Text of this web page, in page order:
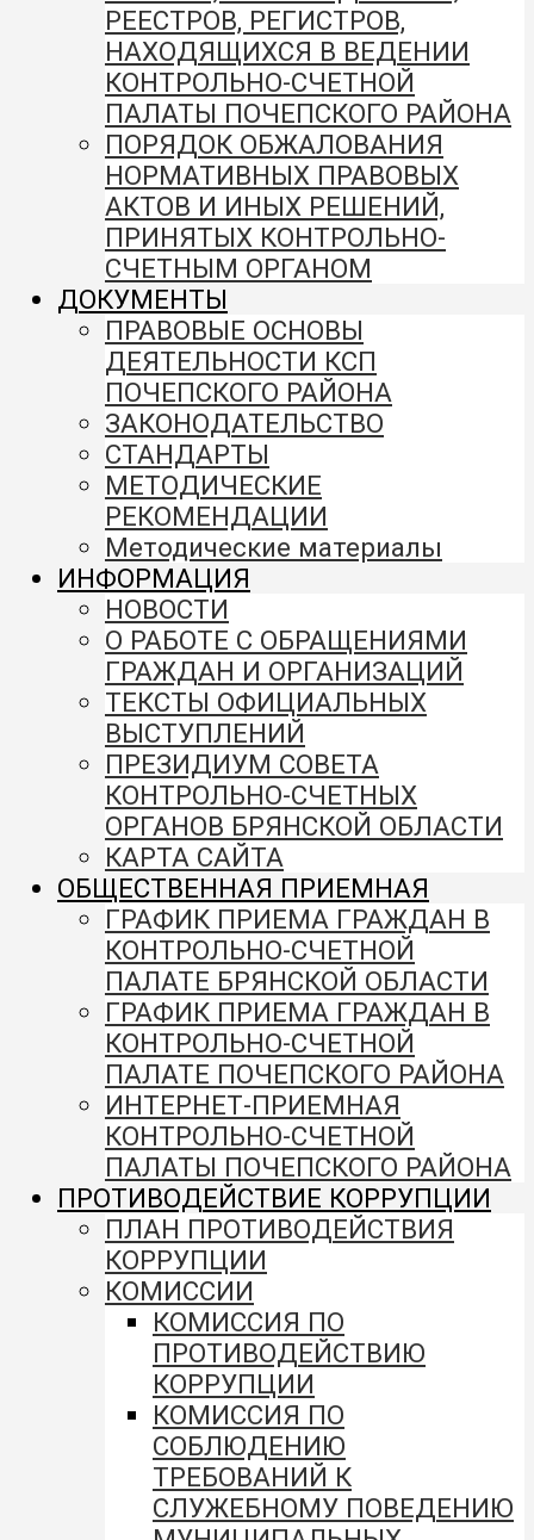
РЕЕСТРОВ, РЕГИСТРОВ,
НАХОДЯЩИХСЯ В ВЕДЕНИИ
КОНТРОЛЬНО-СЧЕТНОЙ
ПАЛАТЫ ПОЧЕПСКОГО РАЙОНА
ПОРЯДОК ОБЖАЛОВАНИЯ
НОРМАТИВНЫХ ПРАВОВЫХ
АКТОВ И ИНЫХ РЕШЕНИЙ,
ПРИНЯТЫХ КОНТРОЛЬНО-
СЧЕТНЫМ ОРГАНОМ
ДОКУМЕНТЫ
ПРАВОВЫЕ ОСНОВЫ
ДЕЯТЕЛЬНОСТИ КСП
ПОЧЕПСКОГО РАЙОНА
ЗАКОНОДАТЕЛЬСТВО
СТАНДАРТЫ
МЕТОДИЧЕСКИЕ
РЕКОМЕНДАЦИИ
Методические материалы
ИНФОРМАЦИЯ
НОВОСТИ
О РАБОТЕ С ОБРАЩЕНИЯМИ
ГРАЖДАН И ОРГАНИЗАЦИЙ
ТЕКСТЫ ОФИЦИАЛЬНЫХ
ВЫСТУПЛЕНИЙ
ПРЕЗИДИУМ СОВЕТА
КОНТРОЛЬНО-СЧЕТНЫХ
ОРГАНОВ БРЯНСКОЙ ОБЛАСТИ
КАРТА САЙТА
ОБЩЕСТВЕННАЯ ПРИЕМНАЯ
ГРАФИК ПРИЕМА ГРАЖДАН В
КОНТРОЛЬНО-СЧЕТНОЙ
ПАЛАТЕ БРЯНСКОЙ ОБЛАСТИ
ГРАФИК ПРИЕМА ГРАЖДАН В
КОНТРОЛЬНО-СЧЕТНОЙ
ПАЛАТЕ ПОЧЕПСКОГО РАЙОНА
ИНТЕРНЕТ-ПРИЕМНАЯ
КОНТРОЛЬНО-СЧЕТНОЙ
ПАЛАТЫ ПОЧЕПСКОГО РАЙОНА
ПРОТИВОДЕЙСТВИЕ КОРРУПЦИИ
ПЛАН ПРОТИВОДЕЙСТВИЯ
КОРРУПЦИИ
КОМИССИИ
КОМИССИЯ ПО
ПРОТИВОДЕЙСТВИЮ
КОРРУПЦИИ
КОМИССИЯ ПО
СОБЛЮДЕНИЮ
ТРЕБОВАНИЙ К
СЛУЖЕБНОМУ ПОВЕДЕНИЮ